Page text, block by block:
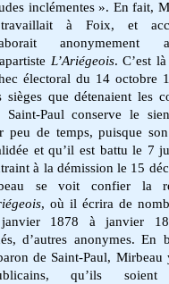
inclémentes ». En fait,
à Foix, et
anonymement
L’Ariégeois. C’est
électoral du 14 octobre
sièges que détenaient les
Saint-Paul conserve le
peu de temps, puisque
et qu’il est battu le 7
à la démission le 15
se voit confier la
, où il écrira de
1878 à janvier
d’autres anonymes. En
de Saint-Paul, Mirbeau
qu’ils soient